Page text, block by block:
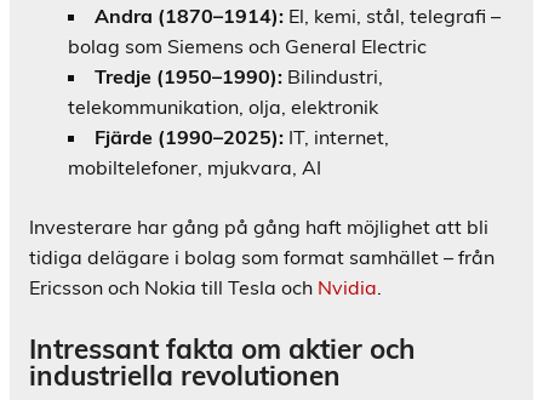
Andra (1870–1914): El, kemi, stål, telegrafi –
bolag som Siemens och General Electric
Tredje (1950–1990): Bilindustri,
telekommunikation, olja, elektronik
Fjärde (1990–2025): IT, internet,
mobiltelefoner, mjukvara, AI
Investerare har gång på gång haft möjlighet att bli
tidiga delägare i bolag som format samhället – från
Ericsson och Nokia till Tesla och Nvidia.
Intressant fakta om aktier och
industriella revolutionen